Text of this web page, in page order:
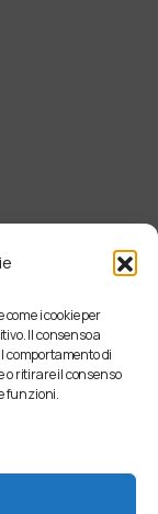
i cookie per
Il consenso a
comportamento di
o ritirare il consenso
funzioni.